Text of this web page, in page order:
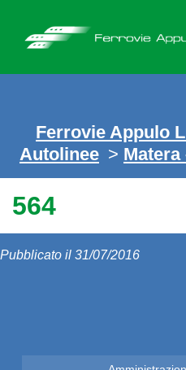
content
Ferrovie Appulo
Autolinee > Matera
564
Pubblicato il 31/07/2016